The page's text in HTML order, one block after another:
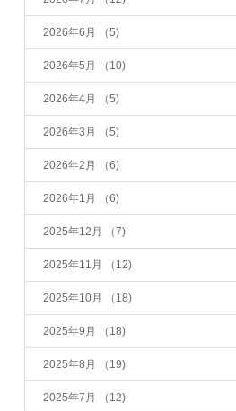
2026年6月 （5)
2026年5月 （10)
2026年4月 （5)
2026年3月 （5)
2026年2月 （6)
2026年1月 （6)
2025年12月 （7)
2025年11月 （12)
2025年10月 （18)
2025年9月 （18)
2025年8月 （19)
2025年7月 （12)